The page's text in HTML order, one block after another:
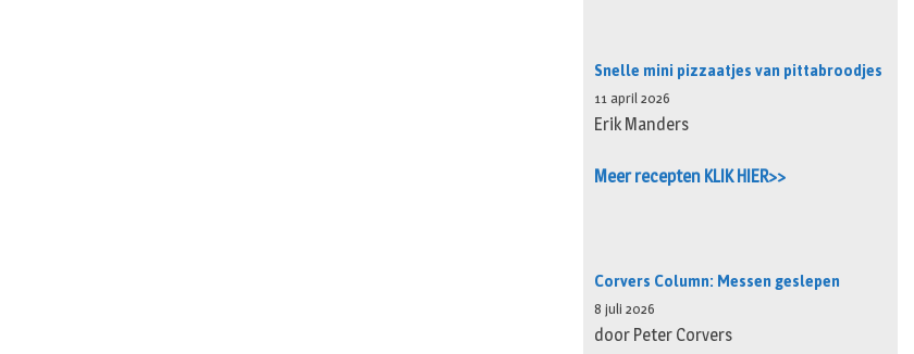
Snelle mini pizzaatjes van pittabroodjes
11 april 2026
Erik Manders
Meer recepten KLIK HIER>>
Corvers Column: Messen geslepen
8 juli 2026
door Peter Corvers